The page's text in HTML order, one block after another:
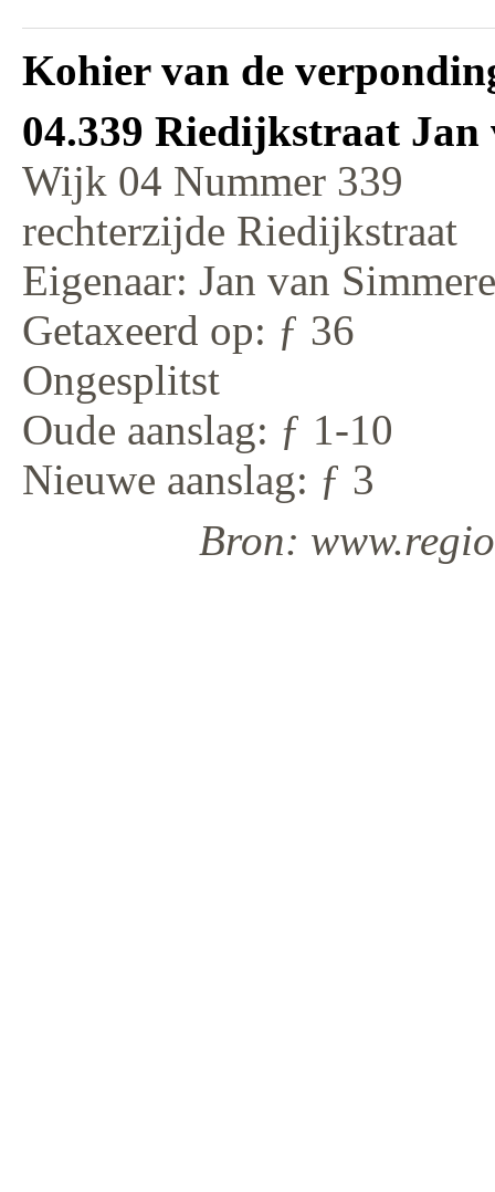
Kohier van de
04.339 Riedijkstraat Jan
Wijk 04 Nummer 339
rechterzijde Riedijkstraat
Eigenaar: Jan van
Getaxeerd op: ƒ 36
Ongesplitst
Oude aanslag: ƒ 1-10
Nieuwe aanslag: ƒ 3
Bron: